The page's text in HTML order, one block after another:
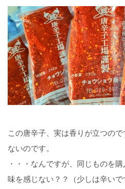
この唐辛子、実は香りが立つの
ないのです。
・・・なんですが、同じものを
味を感じない？？（少しは辛いで